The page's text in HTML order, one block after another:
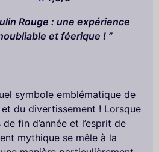
Rouge : une expérience
et féerique !
symbole emblématique de
du divertissement ! Lorsque
fin d’année et l’esprit de
mythique se mêle à la